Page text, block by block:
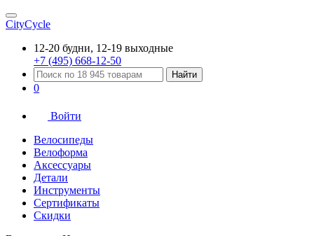
CityCycle
12-20 будни, 12-19 выходные
+7 (495) 668-12-50
Найти
0
Войти
Велосипеды
Велоформа
Аксессуары
Детали
Инструменты
Сертификаты
Скидки